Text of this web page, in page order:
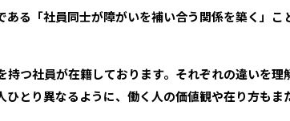
る「社員同士が障がいを補い合う関係を築く」
つ社員が在籍しております。それぞれの違いを
とり異なるように、働く人の価値観や在り方も